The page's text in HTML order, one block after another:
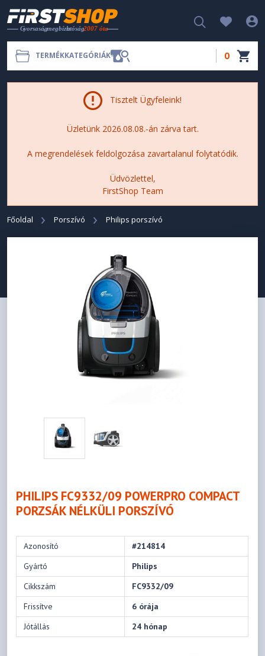
TERMÉKKATEGÓRIÁK 0
Tisztelt Ügyfeleink!
Üzletünk 2026.08.08.-án zárva tart.
A megrendelések feldolgozása zavartalanul folytatódik.
Üdvözlettel,
FirstShop Team
Főoldal Porszívó Philips porszívó
PHILIPS FC9332/09 POWERPRO COMPACT
PORZSÁK NÉLKÜLI PORSZÍVÓ
Azonosító
#214814
Gyártó
Philips
Cikkszám
FC9332/09
Frissítve
6 órája
Jótállás
24 hónap